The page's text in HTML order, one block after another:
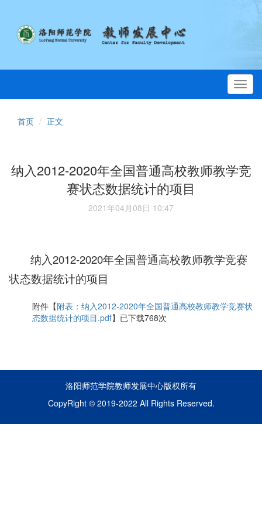
首页 正文
纳入2012-2020年全国普通高校教师教学竞
赛状态数据统计的项目
2021年04月08日 10:47
纳入2012-2020年全国普通高校教师教学竞赛
状态数据统计的项目
附件【附表：纳入2012-2020年全国普通高校教师教学竞赛状
态数据统计的项目.pdf】已下载768次
洛阳师范学院教师发展中心版权所有
CopyRight © 2019-2022 All Rights Reserved.